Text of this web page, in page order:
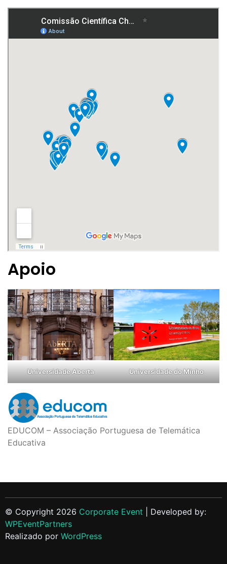
Apoio
Universidade Aberta Universidade do Minho
EDUCOM – Associação Portuguesa de Telemática
Educativa
© Copyright 2026 Corporate Event | Developed by:
WPEventPartners
Realizado por WordPress